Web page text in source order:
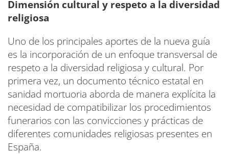
Dimensión cultural y respeto a la diversidad
religiosa
Uno de los principales aportes de la nueva guía
es la incorporación de un enfoque transversal de
respeto a la diversidad religiosa y cultural. Por
primera vez, un documento técnico estatal en
sanidad mortuoria aborda de manera explícita la
necesidad de compatibilizar los procedimientos
funerarios con las convicciones y prácticas de
diferentes comunidades religiosas presentes en
España.